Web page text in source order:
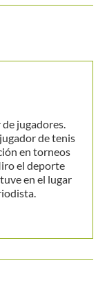
jugadores.
de tenis
en torneos
el deporte
en el lugar